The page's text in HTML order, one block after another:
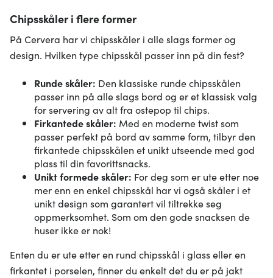
Chipsskåler i flere former
På Cervera har vi chipsskåler i alle slags former og
design. Hvilken type chipsskål passer inn på din fest?
Runde skåler: Den klassiske runde chipsskålen
passer inn på alle slags bord og er et klassisk valg
for servering av alt fra ostepop til chips.
Firkantede skåler: Med en moderne twist som
passer perfekt på bord av samme form, tilbyr den
firkantede chipsskålen et unikt utseende med god
plass til din favorittsnacks.
Unikt formede skåler: For deg som er ute etter noe
mer enn en enkel chipsskål har vi også skåler i et
unikt design som garantert vil tiltrekke seg
oppmerksomhet. Som om den gode snacksen de
huser ikke er nok!
Enten du er ute etter en rund chipsskål i glass eller en
firkantet i porselen, finner du enkelt det du er på jakt